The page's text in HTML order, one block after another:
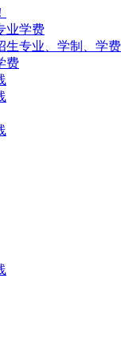
业学费
生专业、学制、学
费